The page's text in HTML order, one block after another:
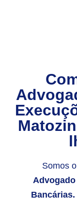
Somos
Advogado
Bancárias.